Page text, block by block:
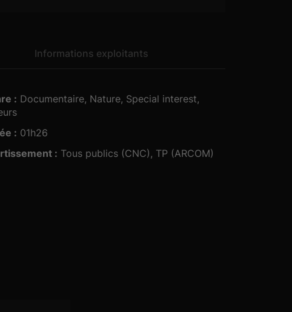
Informations exploitants
:
: 01h26
: Tous publics (CNC), TP (ARCOM)